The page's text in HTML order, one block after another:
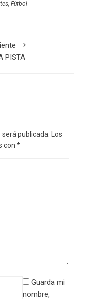
, Fútbol
PISTA
publicada. Los
con *
Guarda mi
nombre,